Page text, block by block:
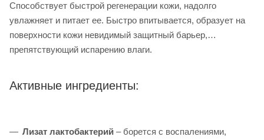
Способствует быстрой регенерации кожи, надолго
увлажняет и питает ее. Быстро впитывается, образует на
поверхности кожи невидимый защитный барьер,
препятствующий испарению влаги.
Активные ингредиенты:
Лизат лактобактерий – борется с воспалениями,